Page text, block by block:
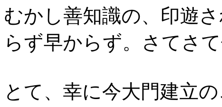
むかし善知識の、印遊
らず早からず。さてさ
とて、幸に今大門建立